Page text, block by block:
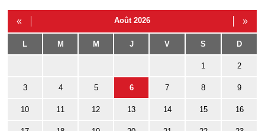
« Août 2026 »
L M M J V S D
1 2
3 4 5 6 7 8 9
10 11 12 13 14 15 16